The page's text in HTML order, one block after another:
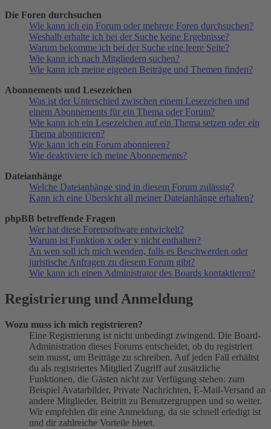
Die Foren durchsuchen
Wie kann ich ein Forum oder mehrere Foren durchsuchen?
Weshalb erhalte ich bei der Suche keine Ergebnisse?
Warum bekomme ich bei der Suche eine leere Seite?
Wie kann ich nach Mitgliedern suchen?
Wie kann ich meine eigenen Beiträge und Themen finden?
Abonnements und Lesezeichen
Was ist der Unterschied zwischen einem Lesezeichen und
einem Abonnements für ein Thema oder Forum?
Wie kann ich ein Lesezeichen auf ein Thema setzen oder ein
Thema abonnieren?
Wie kann ich ein Forum abonnieren?
Wie deaktiviere ich meine Abonnements?
Dateianhänge
Welche Dateianhänge sind in diesem Forum zulässig?
Kann ich eine Übersicht all meiner Dateianhänge erhalten?
phpBB betreffende Fragen
Wer hat diese Forensoftware entwickelt?
Warum ist Funktion x oder y nicht enthalten?
An wen soll ich mich wenden, falls es Beschwerden oder
juristische Anfragen zu diesem Forum gibt?
Wie kann ich einen Administrator des Boards kontaktieren?
Registrierung und Anmeldung
Wozu muss ich mich registrieren?
Eine Registrierung ist nicht unbedingt zwingend. Die Board-
Administration dieses Forums entscheidet, ob du registriert
sein musst, um Beiträge zu schreiben. Auf jeden Fall erhältst
du als registriertes Mitglied Zugriff auf zusätzliche
Funktionen, die Gästen nicht zur Verfügung stehen: zum
Beispiel Avatarbilder, Private Nachrichten, E-Mail-Versand an
andere Mitglieder, Beitritt zu Benutzergruppen und so weiter.
Wir empfehlen dir eine Anmeldung, da sie schnell erledigt ist
und dir zahlreiche Vorteile bietet.